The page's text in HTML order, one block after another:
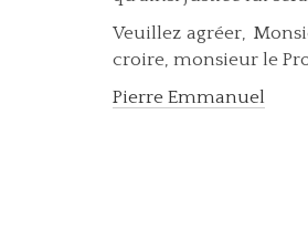
Veuillez agréer,
croire, monsieur le
Pierre Emmanuel